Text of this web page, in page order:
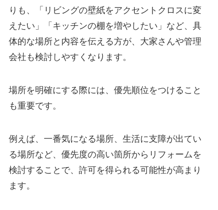
りも、「リビングの壁紙をアクセントクロスに変
えたい」「キッチンの棚を増やしたい」など、具
体的な場所と内容を伝える方が、大家さんや管理
会社も検討しやすくなります。
場所を明確にする際には、優先順位をつけること
も重要です。
例えば、一番気になる場所、生活に支障が出てい
る場所など、優先度の高い箇所からリフォームを
検討することで、許可を得られる可能性が高まり
ます。